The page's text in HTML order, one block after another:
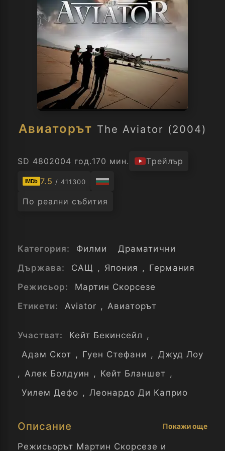
Авиаторът The Aviator (2004)
SD 4802004 год.170 мин. Трейлър
IMDb 7.5 / 411300
По реални събития
Категория: Филми
Драматични
Държава:
САЩ , Япония , Германия
Режисьор:
Мартин Скорсезе
Етикети:
Aviator , Авиаторът
Участват: Кейт Бекинсейл ,
Адам Скот , Гуен Стефани , Джуд Лоу
, Алек Болдуин , Кейт Бланшет ,
Уилем Дефо , Леонардо Ди Каприо
Описание Покажи още
Режисьорът Мартин Скорсезе и